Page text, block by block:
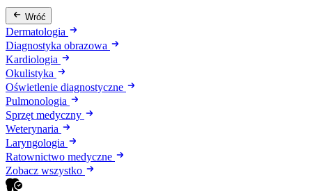
Wróć
Dermatologia
Diagnostyka obrazowa
Kardiologia
Okulistyka
Oświetlenie diagnostyczne
Pulmonologia
Sprzęt medyczny
Weterynaria
Laryngologia
Ratownictwo medyczne
Zobacz wszystko